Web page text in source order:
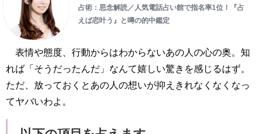
占術：思念解読／人気電話占い館で指名率1位！『占
えば恋叶う』と噂の的中鑑定
表情や態度、行動からはわからないあの人の心の奥。知
れば「そうだったんだ」なんて嬉しい驚きを感じるはず。
ただ、放っておくとあの人の想いが抑えきれなくなくなっ
てヤバいわよ。